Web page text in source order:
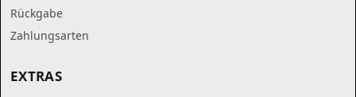
Rückgabe
Zahlungsarten
EXTRAS